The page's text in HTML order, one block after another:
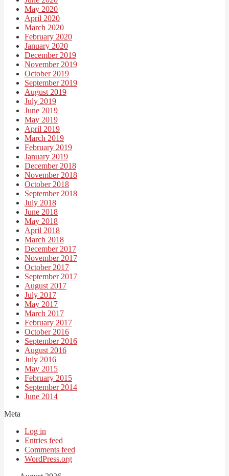
May 2020
April 2020
March 2020
February 2020
January 2020
December 2019
November 2019
October 2019
September 2019
August 2019
July 2019
June 2019
May 2019
April 2019
March 2019
February 2019
January 2019
December 2018
November 2018
October 2018
September 2018
July 2018
June 2018
May 2018
April 2018
March 2018
December 2017
November 2017
October 2017
September 2017
August 2017
July 2017
May 2017
March 2017
February 2017
October 2016
September 2016
August 2016
July 2016
May 2015
February 2015
September 2014
June 2014
Meta
Log in
Entries feed
Comments feed
WordPress.org